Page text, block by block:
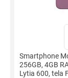
Smartphone
256GB, 4GB
Lytia 600, tela